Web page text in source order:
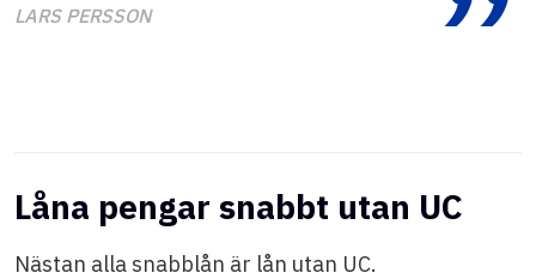
LARS PERSSON
Låna pengar snabbt utan UC
Nästan alla snabblån är lån utan UC.